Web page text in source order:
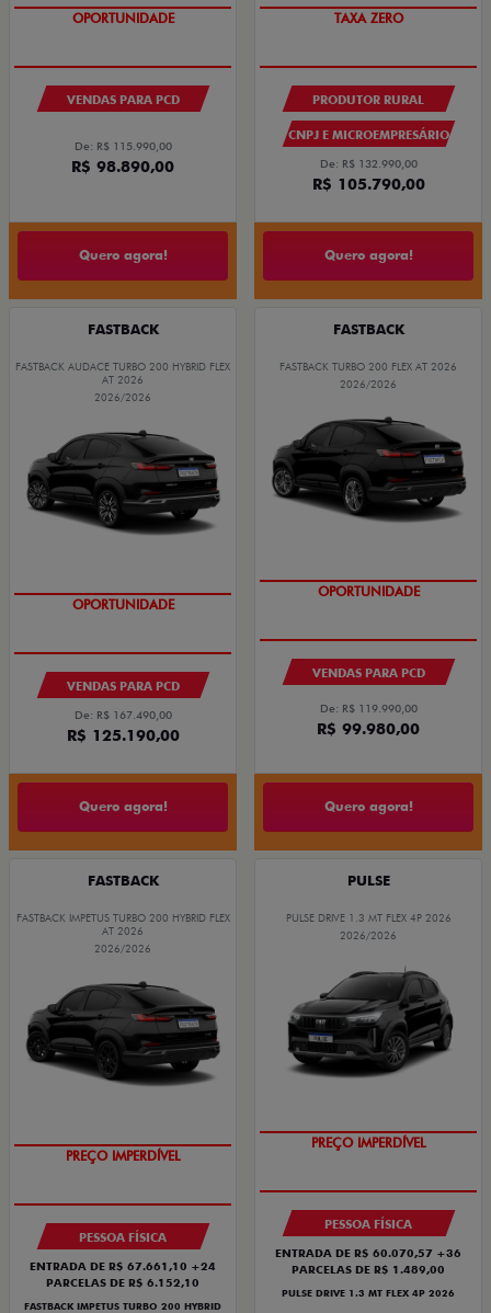
OPORTUNIDADE
VENDAS PARA PCD
De: R$ 115.990,00
R$ 98.890,00
Quero agora!
TAXA ZERO
PRODUTOR RURAL
CNPJ E MICROEMPRESÁRIO
De: R$ 132.990,00
R$ 105.790,00
Quero agora!
FASTBACK
FASTBACK AUDACE TURBO 200 HYBRID FLEX
AT 2026
2026/2026
OPORTUNIDADE
VENDAS PARA PCD
De: R$ 167.490,00
R$ 125.190,00
Quero agora!
FASTBACK
FASTBACK TURBO 200 FLEX AT 2026
2026/2026
OPORTUNIDADE
VENDAS PARA PCD
De: R$ 119.990,00
R$ 99.980,00
Quero agora!
FASTBACK
FASTBACK IMPETUS TURBO 200 HYBRID FLEX
AT 2026
2026/2026
PREÇO IMPERDÍVEL
PESSOA FÍSICA
ENTRADA DE R$ 67.661,10 +24
PARCELAS DE R$ 6.152,10
FASTBACK IMPETUS TURBO 200 HYBRID
PULSE
PULSE DRIVE 1.3 MT FLEX 4P 2026
2026/2026
PREÇO IMPERDÍVEL
PESSOA FÍSICA
ENTRADA DE R$ 60.070,57 +36
PARCELAS DE R$ 1.489,00
PULSE DRIVE 1.3 MT FLEX 4P 2026